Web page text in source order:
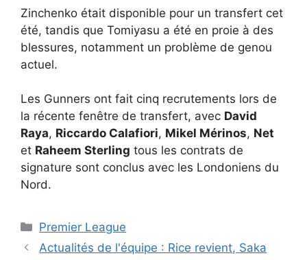
Zinchenko était disponible pour un transfert cet
été, tandis que Tomiyasu a été en proie à des
blessures, notamment un problème de genou
actuel.
Les Gunners ont fait cinq recrutements lors de
la récente fenêtre de transfert, avec David
Raya, Riccardo Calafiori, Mikel Mérinos, Net
et Raheem Sterling tous les contrats de
signature sont conclus avec les Londoniens du
Nord.
Catégories
Premier League
Actualités de l'équipe : Rice revient, Saka